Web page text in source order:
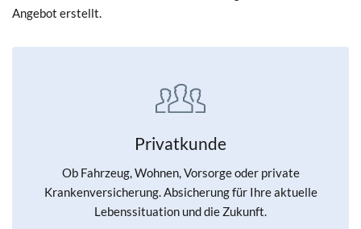
Angebot erstellt.
Privatkunde
Ob Fahrzeug, Wohnen, Vorsorge oder private
Krankenversicherung. Absicherung für Ihre aktuelle
Lebenssituation und die Zukunft.